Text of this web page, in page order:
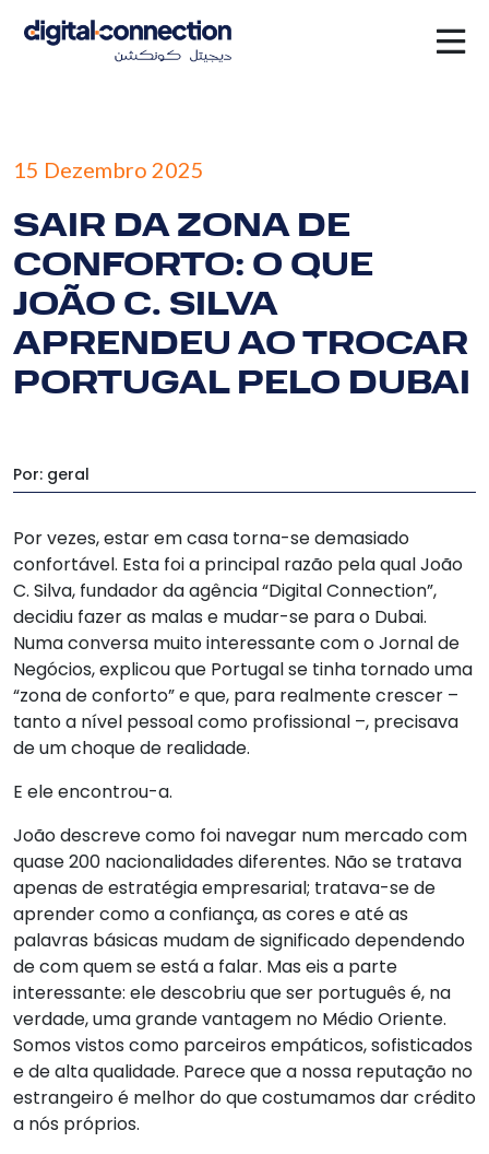
×
15 Dezembro 2025
SAIR DA ZONA DE
CONFORTO: O QUE
JOÃO C. SILVA
APRENDEU AO TROCAR
PORTUGAL PELO DUBAI
Por: geral
Por vezes, estar em casa torna-se demasiado
confortável. Esta foi a principal razão pela qual João
C. Silva, fundador da agência “Digital Connection”,
decidiu fazer as malas e mudar-se para o Dubai.
Numa conversa muito interessante com o Jornal de
Negócios, explicou que Portugal se tinha tornado uma
“zona de conforto” e que, para realmente crescer –
tanto a nível pessoal como profissional –, precisava
de um choque de realidade.
E ele encontrou-a.
João descreve como foi navegar num mercado com
quase 200 nacionalidades diferentes. Não se tratava
apenas de estratégia empresarial; tratava-se de
aprender como a confiança, as cores e até as
palavras básicas mudam de significado dependendo
de com quem se está a falar. Mas eis a parte
interessante: ele descobriu que ser português é, na
verdade, uma grande vantagem no Médio Oriente.
Somos vistos como parceiros empáticos, sofisticados
e de alta qualidade. Parece que a nossa reputação no
estrangeiro é melhor do que costumamos dar crédito
a nós próprios.